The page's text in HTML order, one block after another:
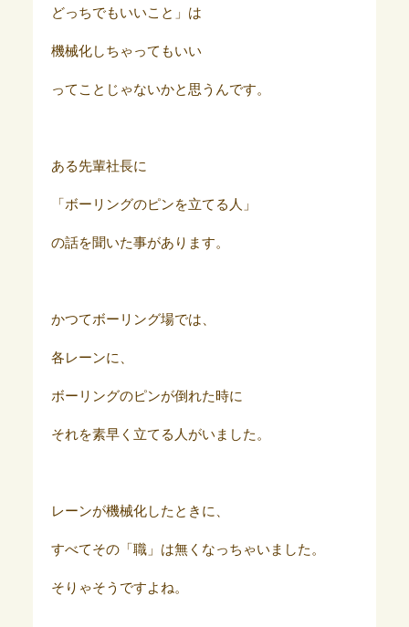
どっちでもいいこと」は
機械化しちゃってもいい
ってことじゃないかと思うんです。
ある先輩社長に
「ボーリングのピンを立てる人」
の話を聞いた事があります。
かつてボーリング場では、
各レーンに、
ボーリングのピンが倒れた時に
それを素早く立てる人がいました。
レーンが機械化したときに、
すべてその「職」は無くなっちゃいました。
そりゃそうですよね。